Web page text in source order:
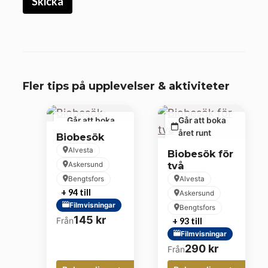
Fler tips på upplevelser & aktiviteter
Går att boka
året runt
Biobesök
Alvesta
Askersund
Bengtsfors
+ 94 till
Filmvisningar
Från145 kr
Går att boka
året runt
Biobesök för
två
Alvesta
Askersund
Bengtsfors
+ 93 till
Filmvisningar
Från290 kr